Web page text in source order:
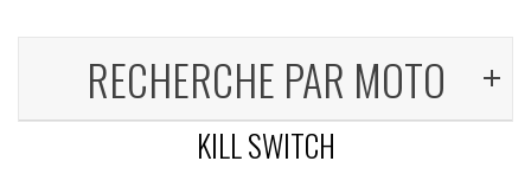
RECHERCHE PAR MOTO
KILL SWITCH